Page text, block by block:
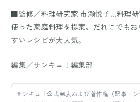
■監修／料理研究家 市瀬悦子…料理研
使った家庭料理を提案。だれにでも
すいレシピが大人気。
編集／サンキュ！編集部
サンキュ！公式発表および著作権（記事コ